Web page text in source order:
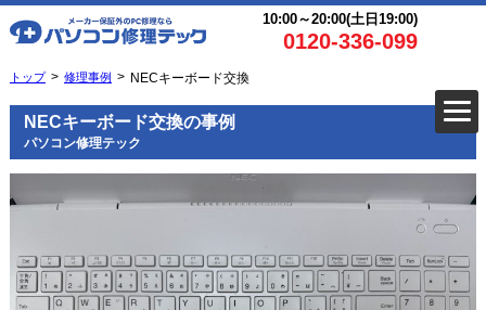
10:00～20:00(土日19:00)
0120-336-099
トップ 修理事例 NECキーボード交換
NECキーボード交換の事例
パソコン修理テック